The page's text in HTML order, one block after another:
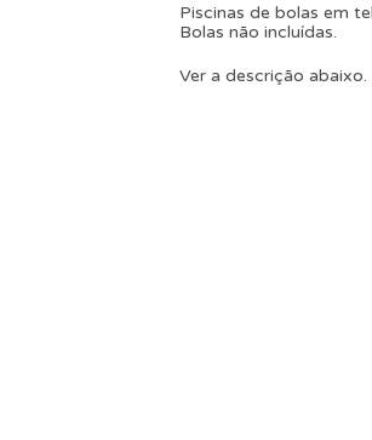
Piscinas de bolas em
Bolas não incluídas.
Ver a descrição abaixo.